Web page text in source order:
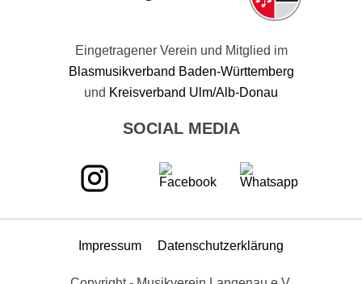
Eingetragener Verein und Mitglied im
Blasmusikverband Baden-Württemberg
und Kreisverband Ulm/Alb-Donau
SOCIAL MEDIA
Impressum Datenschutzerklärung